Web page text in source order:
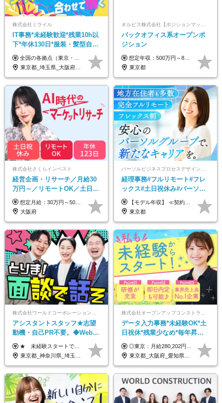
株式会社ミライル
IT事務*未経験歓迎*残業10h以
下*年休130日*服装・髪型自由
*AI研修あり*住宅手当あり*転
勤なし
全国の各拠点（東京・埼玉・新潟・福岡・大阪）で募集中！ 給与は以下の通り、勤務地により異なります。 新潟勤務の場合 201,000円〜201,000円（試用期間変更なし）＋賞与 東京・埼玉勤務の場合 225,000円〜250,000円（試用期間 220,000円）＋賞与 福岡勤務の場合 182,000円〜220,000円（試用期間182,000円）＋賞与 大阪勤務の場合 210,000円〜210,000円（試用期間変更なし）＋賞与 初年度想定年収：280～300万円 ※残業代は全額支給します（1分単位でお支払いします） ※試用期間6ヵ月。試用期間中でも条件変わらず。 ※土日祝含めた勤務可能な方は、土日手当10,000円（毎月）を別途支給。
東京都_埼玉県_大阪府_新潟県_福岡県
オルビス株式会社【ポジションマッチ登録】
バックオフィス系オープンポ
ジション
想定年収：500万円～800万円 ※ご経験やスキルに応じて決定します。 ※上記想定年収はあくまでも目安の金額であり、 選考を通じて上下する可能性があります。
東京都
株式会社さくらインベスト
経営企画・リサーチ／月給30
万円～／リモートOK／土日祝
休み／生成AIを活用できる方
歓迎
想定月給：30万円～50万円程度＋各種手当＋賞与年2回 ※想定年収：400万円～600万円 ※経験・能力等考慮の上、規定により優遇 ※上記月給には固定残業代を含みます。固定残業代は、時間外労働の有無に関わらず月10時間分（月2.2万円（月収30万円の場合）～3.6万円（月収50万円の場合））を支給し、超過分は追加で支給します ※試用期間2ヶ月（待遇に差異なし） 【固定残業代について】 固定残業10時間分（22,000円～36,000円）を含む ※超過分は別途全額支給
大阪府
経理事務#フルリモート#フレ
ックス#土日祝休み#パーソル
グループ#年休120日以上#正社
員登用あり#服装自由
【モデル年収】 ≪契約社員≫ 年収330万円 (基本給23万 ＋ 地区手当3万円 ＋ 賞与)：都内在住 年収264万円 (基本給21万 ＋ 賞与)：静岡県在住 --------------- ●月給21万円～28万9900円＋賞与（年2回）＋各種手当 ●1年目想定給与：年収264万円～364万円 ●経験やスキルに応じて優遇します！ ※お住まいの地域により0～3万円の地区手当を支給しております ※試用期間中（3ヶ月間）の雇用形態および待遇に差異はありません ※残業代については選考時に詳細をご説明します ※通算契約期間の上限は5年となります ≪アルバイト≫ ●時給1,250円～2,300円 ●経験やスキルに応じて優遇します！ ●ご希望に応じ、扶養内での勤務も可能です！ ※試用期間中の雇用形態および待遇に差異はありません
東京都
アシスタントスタッフ★志望
動機・自己PR不要。◆Web面
談OK◆完全週休2日◆年収700
万円可/p13
★ 未経験スタートでも月収40万円以上も目指せます！ ★ ★ 試用期間6か月あり／給与・待遇に変更なし ★ ＼パターン①orパターン②で給与形態の選択が可能／ ＜パターン①＞ 月給+交通費+（残業代は全額別途支給） 【首都圏・関東・北信越】 月給30.0万円以上 【関西】 月給27.5万円以上 【中部】 月給26.5万円以上 【東北】 月給24.5万円以上 【北海道】 月給24.0万円以上 【九州・中四国】 月給25.5万円以上 ＜パターン②＞ 月給（固定残業代20H含む）+交通費+賞与年2回+残業代 （※20H場合を超過した場合は全額別途支給） 【首都圏・関東・北信越】 月給25.0万円以上 【関 西・中部】 月給24.5万円以上 【東 北・北海道・九州・中四国】 月給23.5万円以上 ※上記給与には固定残業代（月20H分）を含みます 固定残業代は残業の有無に関わらず支給し、超過分は別途全額支給いたします ①②の給与形態はご本人様と相談の上、最終的に会社が決定いたします （内定時に通知） ■給与改定年1回 ■(※)賞与年2回（昨年度支給実績2回／頑張りを評価） (※)支給条件に規定あり
東京都_神奈川県_埼玉県_千葉県_大阪府_愛知県_北海道_青森県_岩手県_宮城県_秋田県_山形県_福島県_茨城県_栃木県_群馬県_新潟県_山梨県_長野県_富山県_石川県_福井県_静岡県_岐阜県_三重県_兵庫県_京都府_滋賀県_奈良県_和歌山県_広島県_岡山県_鳥取県_島根県_山口県_徳島県_香川県_愛媛県_高知県_福岡県_佐賀県_長崎県_大分県_宮崎県_鹿児島県_沖縄県
データ入力事務*未経験OK*土
日祝休*残業少なめ*毎年昇給
あり*面接1回*月収37万円可/o
◎東京：月給280,202円～402,430円 ◎大阪：月給269,824円～392,052円 ◎名古屋：月給285,967円～408,195円 ◎その他：月給265,212円～387,440円 ※試用期間3か月／待遇は研修期間中のみ変更あり （東京：23.9万円～、大阪：月給23.4万円～、名古屋：月給24.2万円～、その他：月給23.1万円～） ※固定残業代（配属後に支給）・一律手当を含む ※固定残業代は残業がない場合も支給し、超過分は別途支給する ※年齢、経験、能力を考慮し、支給額を決定します。
東京都_大阪府_愛知県_北海道_宮城県_新潟県_石川県_静岡県_広島県_福岡県_沖縄県